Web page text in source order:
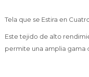
Tela que se Estira en
Este tejido de alto
permite una amplia